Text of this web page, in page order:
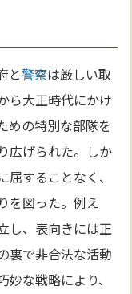
と警察は厳しい取
ら大正時代にかけ
めの特別な部隊を
広げられた。しか
屈することなく、
を図った。例え
し、表向きには正
裏で非合法な活動
妙な戦略により、